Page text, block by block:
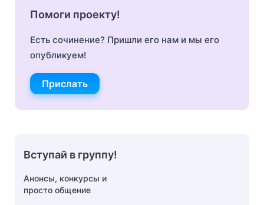
Помоги проекту!
Есть сочинение? Пришли его нам и мы его
опубликуем!
Прислать
Вступай в группу!
Анонсы, конкурсы и
просто общение